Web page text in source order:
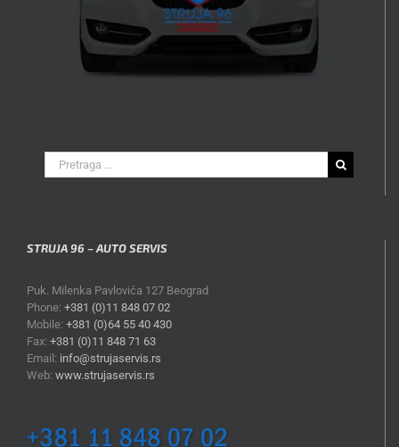
Search
for:
STRUJA 96 – AUTO SERVIS
Puk. Milenka Pavlovića 127 Beograd
Phone: +381 (0)11 848 07 02
Mobile: +381 (0)64 55 40 430
Fax: +381 (0)11 848 71 63
Email: info@strujaservis.rs
Web: www.strujaservis.rs